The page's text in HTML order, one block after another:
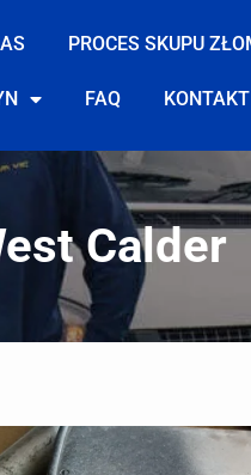
PROCES SKUPU
FAQ KONTAKT
Calder